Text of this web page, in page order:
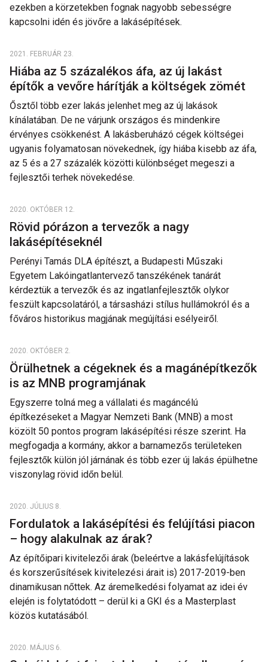
ezekben a körzetekben fognak nagyobb sebességre
kapcsolni idén és jövőre a lakásépítések.
2021. FEBRUÁR 23.
Hiába az 5 százalékos áfa, az új lakást
építők a vevőre hárítják a költségek zömét
Ősztől több ezer lakás jelenhet meg az új lakások
kínálatában. De ne várjunk országos és mindenkire
érvényes csökkenést. A lakásberuházó cégek költségei
ugyanis folyamatosan növekednek, így hiába kisebb az áfa,
az 5 és a 27 százalék közötti különbséget megeszi a
fejlesztői terhek növekedése.
2020. OKTÓBER 12.
Rövid pórázon a tervezők a nagy
lakásépítéseknél
Perényi Tamás DLA építészt, a Budapesti Műszaki
Egyetem Lakóingatlantervező tanszékének tanárát
kérdeztük a tervezők és az ingatlanfejlesztők olykor
feszült kapcsolatáról, a társasházi stílus hullámokról és a
főváros historikus magjának megújítási esélyeiről.
2020. OKTÓBER 2.
Örülhetnek a cégeknek és a magánépítkezők
is az MNB programjának
Egyszerre tolná meg a vállalati és magáncélú
építkezéseket a Magyar Nemzeti Bank (MNB) a most
közölt 50 pontos program lakásépítési része szerint. Ha
megfogadja a kormány, akkor a barnamezős területeken
fejlesztők külön jól járnának és több ezer új lakás épülhetne
viszonylag rövid időn belül.
2020. JÚLIUS 8.
Fordulatok a lakásépítési és felújítási piacon
– hogy alakulnak az árak?
Az építőipari kivitelezői árak (beleértve a lakásfelújítások
és korszerűsítések kivitelezési árait is) 2017-2019-ben
dinamikusan nőttek. Az áremelkedési folyamat az idei év
elején is folytatódott – derül ki a GKI és a Masterplast
közös kutatásából.
2020. MÁJUS 6.